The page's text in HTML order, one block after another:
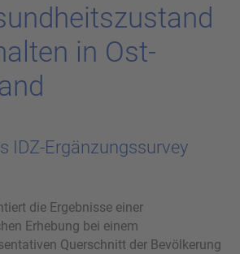
in Ost­
IDZ-Ergänzungssurvey
die Ergebnisse einer
Erhebung bei einem
Querschnitt der Bevölkerung